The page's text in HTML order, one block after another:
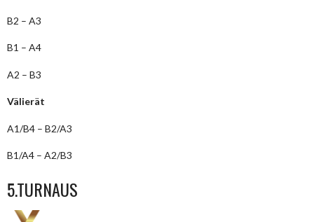
B2 – A3
B1 – A4
A2 – B3
Välierät
A1/B4 – B2/A3
B1/A4 – A2/B3
5.TURNAUS